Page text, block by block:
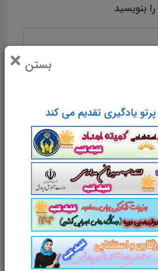
بستن ×
یادگیری تقدیم می کند
بنویسید